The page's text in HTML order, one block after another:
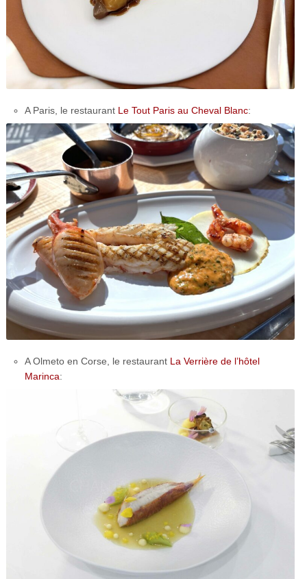
A Paris, le restaurant Le Tout Paris au Cheval Blanc:
A Olmeto en Corse, le restaurant La Verrière de l’hôtel
Marinca: